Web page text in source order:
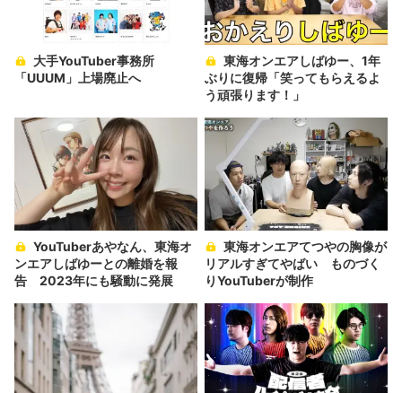
「UUUM」上場廃止へ
ぶりに復帰「笑ってもらえるよ
う頑張ります！」
ンエアしばゆーとの離婚を報
告 2023年にも騒動に発展
リアルすぎてやばい ものづく
りYouTuberが制作